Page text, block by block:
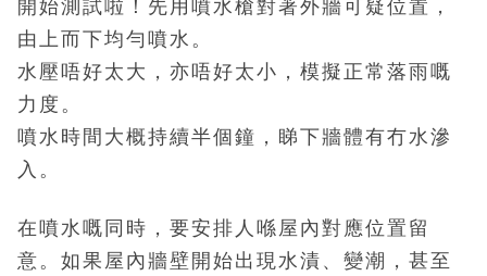
開始測試啦！ 先用噴水槍對著外牆可疑位置，
由上而下均勻噴水。
水壓唔好太大，亦唔好太小，模擬正常落雨嘅
力度。
噴水時間大概持續半個鐘，睇下牆體有冇水滲
入。
在噴水嘅同時，要安排人喺屋內對應位置留
意。 如果屋內牆壁開始出現水漬、變潮，甚至